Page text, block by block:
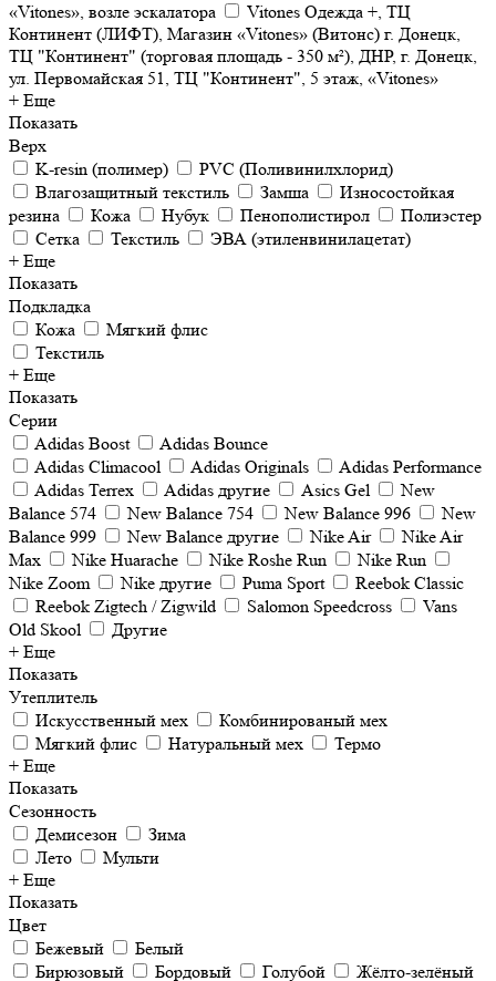
«Vitones», возле эскалатора
Vitones Одежда +, ТЦ
Континент (ЛИФТ), Магазин «Vitones» (Витонс) г. Донецк,
ТЦ "Континент" (торговая площадь - 350 м²), ДНР, г. Донецк,
ул. Первомайская 51, ТЦ "Континент", 5 этаж, «Vitones»
+ Еще
Показать
Верх
K-resin (полимер)
PVC (Поливинилхлорид)
Влагозащитный текстиль
Замша
Износостойкая
резина
Кожа Нубук Пенополистирол
Полиэстер
Сетка
Текстиль
ЭВА (этиленвинилацетат)
+ Еще
Показать
Подкладка
Кожа
Мягкий флис
Текстиль
+ Еще
Показать
Серии
Adidas Boost
Adidas Bounce
Adidas Climacool
Adidas Originals
Adidas Performance
Adidas Terrex
Adidas другие Asics Gel
New
Balance 574
New Balance 754 New Balance 996
New
Balance 999
New Balance другие Nike Air
Nike Air
Max
Nike Huarache Nike Roshe Run
Nike Run
Nike Zoom
Nike другие Puma Sport
Reebok Classic
Reebok Zigtech / Zigwild
Salomon Speedcross
Vans
Old Skool
Другие
+ Еще
Показать
Утеплитель
Искусственный мех
Комбинированый мех
Мягкий флис
Натуральный мех
Термо
+ Еще
Показать
Сезонность
Демисезон
Зима
Лето
Мульти
+ Еще
Показать
Цвет
Бежевый
Белый
Бирюзовый
Бордовый Голубой Жёлто-зелёный